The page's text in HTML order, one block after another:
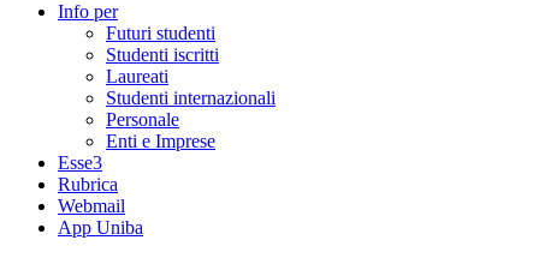
Info per
Futuri studenti
Studenti iscritti
Laureati
Studenti internazionali
Personale
Enti e Imprese
Esse3
Rubrica
Webmail
App Uniba